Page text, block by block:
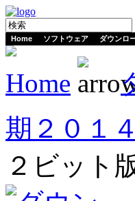
Home ソフトウェア ダウンロ
Home
期２０１４
２ビット